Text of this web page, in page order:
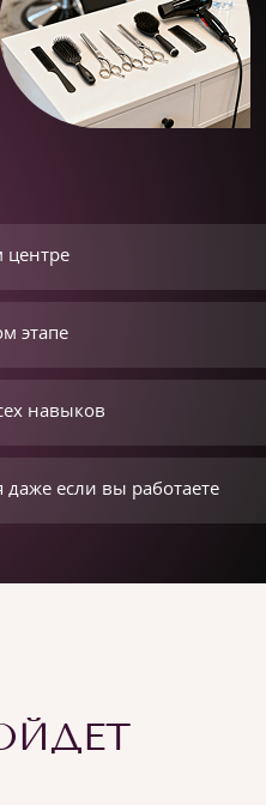
центре
этапе
навыков
если вы работаете